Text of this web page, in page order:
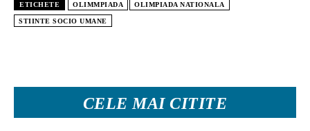
CELE MAI CITITE
ETICHETE OLIMMPIADA OLIMPIADA NATIONALA
STIINTE SOCIO UMANE